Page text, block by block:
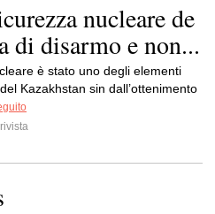
nucleare de
di disarmo e non...
è stato uno degli elementi
Kazakhstan sin dall’ottenimento